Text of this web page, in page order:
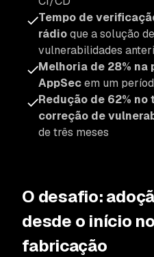
Tempo de
rádioque a solução
vulnerabilidades
Melhoria de 28%
AppSecem um
Redução de 62%
correção de
de três meses
O desafio:
desde o início
fabricação